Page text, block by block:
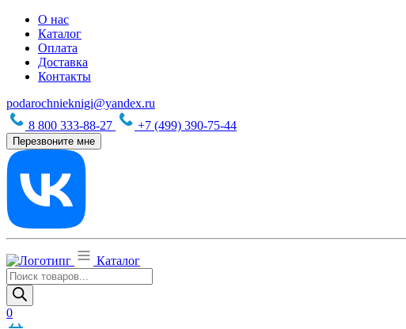
О нас
Каталог
Оплата
Доставка
Контакты
podarochnieknigi@yandex.ru
8 800 333-88-27
+7 (499) 390-75-44
Перезвоните мне
Каталог
Поиск
товаров
0